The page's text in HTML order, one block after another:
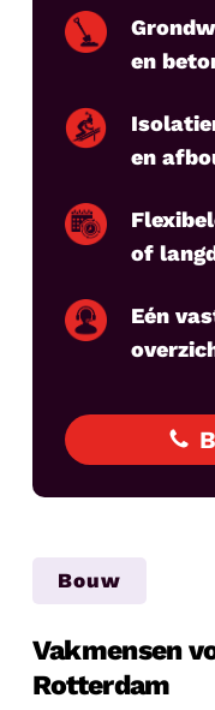
en
en
of
Eén
Bouw
Vakmensen
Rotterdam